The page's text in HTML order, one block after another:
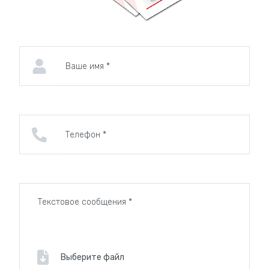
пескоструйная обработка, фотокерамика,
составы для защиты от воздействия влаги,
ультрафиолета и механических повреждений.
Мы уделяем особое внимание качеству
изготовления и гарантируем, что наши таблички
будут сохранять свой первозданный вид на
Выберите файл